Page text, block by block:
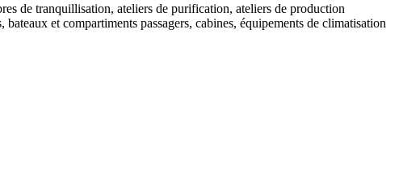
de tranquillisation, ateliers de purification, ateliers de production
et compartiments passagers, cabines, équipements de climatisation